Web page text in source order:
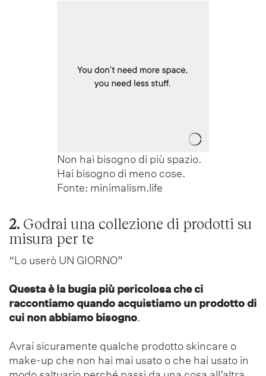
Non hai bisogno di più spazio.
Hai bisogno di meno cose.
Fonte: minimalism.life
2. Godrai una collezione di prodotti su
misura per te
“Lo userò UN GIORNO”
Questa è la bugia più pericolosa che ci
raccontiamo quando acquistiamo un prodotto di
cui non abbiamo bisogno.
Avrai sicuramente qualche prodotto skincare o
make-up che non hai mai usato o che hai usato in